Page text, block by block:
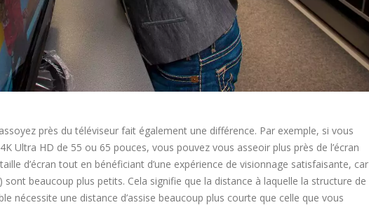
près du téléviseur fait également une différence. Par exemple, si vous
Ultra HD de 55 ou 65 pouces, vous pouvez vous asseoir plus près de l’écran
d’écran tout en bénéficiant d’une expérience de visionnage satisfaisante, car
sont beaucoup plus petits. Cela signifie que la distance à laquelle la structure de
nécessite une distance d’assise beaucoup plus courte que celle que vous